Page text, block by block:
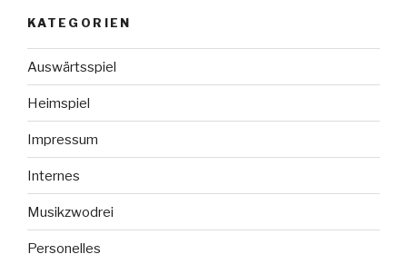
KATEGORIEN
Auswärtsspiel
Heimspiel
Impressum
Internes
Musikzwodrei
Personelles